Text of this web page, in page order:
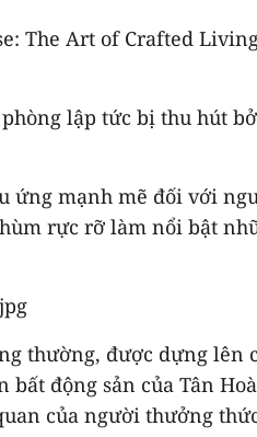
The Art of Crafted
lập tức bị thu hút
ứng mạnh mẽ đối với
rực rỡ làm nổi bật
thường, được dựng lên
động sản của Tân
của người thưởng